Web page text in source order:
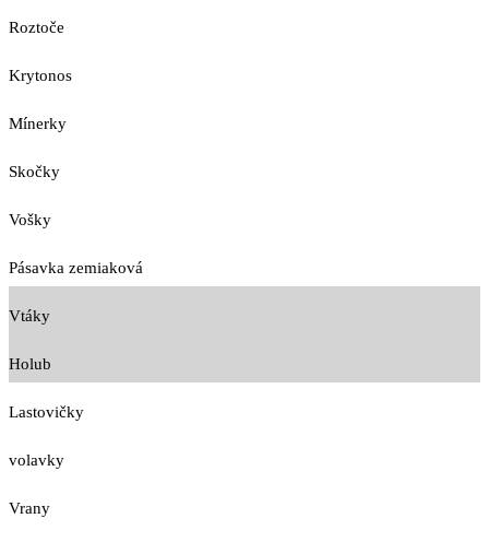
Roztoče
Krytonos
Mínerky
Skočky
Vošky
Pásavka zemiaková
Vtáky
Holub
Lastovičky
volavky
Vrany